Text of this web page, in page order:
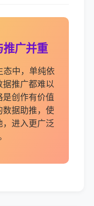
推广并重
态中，单纯依
据推广都难以
是创作有价值
数据助推，使
，进入更广泛